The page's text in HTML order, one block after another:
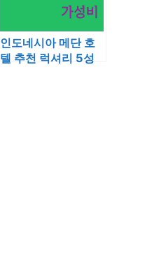
인도네시아 메단 호
텔 추천 럭셔리 5성